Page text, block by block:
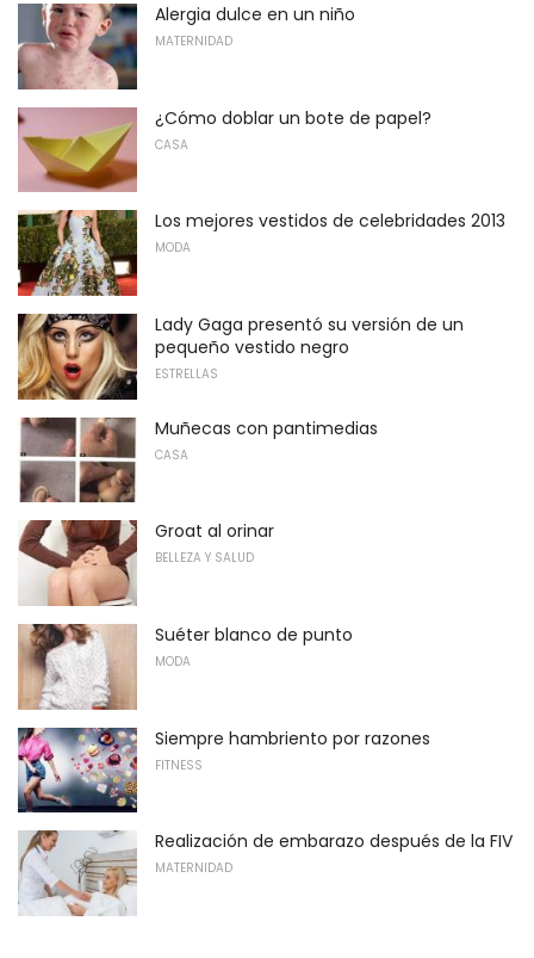
Alergia dulce en un niño
MATERNIDAD
¿Cómo doblar un bote de papel?
CASA
Los mejores vestidos de celebridades 2013
MODA
Lady Gaga presentó su versión de un
pequeño vestido negro
ESTRELLAS
Muñecas con pantimedias
CASA
Groat al orinar
BELLEZA Y SALUD
Suéter blanco de punto
MODA
Siempre hambriento por razones
FITNESS
Realización de embarazo después de la FIV
MATERNIDAD